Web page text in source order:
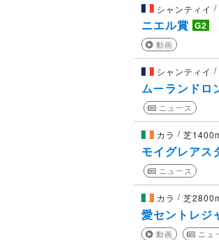
シャンティイ /
ニエル賞 G2
動画
シャンティイ /
ムーランドロ
ニュース
カラ / 芝
モイグレアス
ニュース
カラ / 芝
愛セントレジ
動画 ニュ